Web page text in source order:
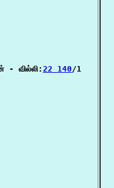
- வில்லி: 22 140/1